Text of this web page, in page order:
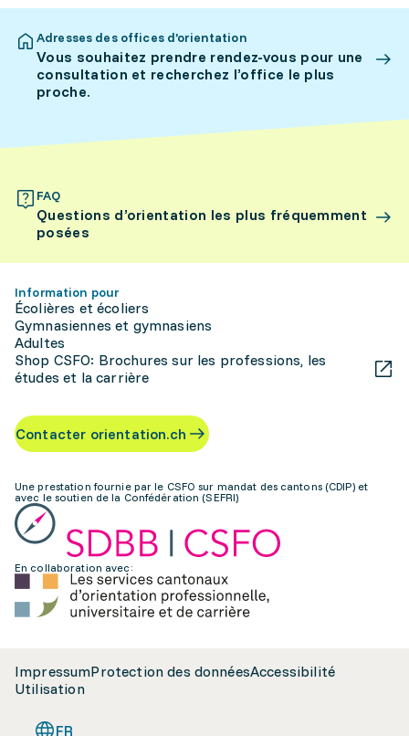
Adresses des offices d’orientation
Vous souhaitez prendre rendez-vous pour une
consultation et recherchez l’office le plus
proche.
FAQ
Questions d’orientation les plus fréquemment
posées
Information pour
Écolières et écoliers
Gymnasiennes et gymnasiens
Adultes
Shop CSFO: Brochures sur les professions, les
études et la carrière
Contacter orientation.ch
Une prestation fournie par le CSFO sur mandat des cantons (CDIP) et
avec le soutien de la Confédération (SEFRI)
En collaboration avec:
ImpressumProtection des donnéesAccessibilité
Utilisation
FR